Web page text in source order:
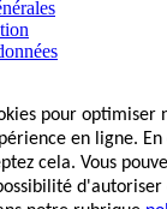
pour optimiser
en ligne. En
cela. Vous
d'autoriser